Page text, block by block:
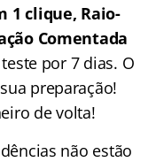
1 clique, Raio-
Comentada
teste por 7 dias. O
preparação!
de volta!
não estão